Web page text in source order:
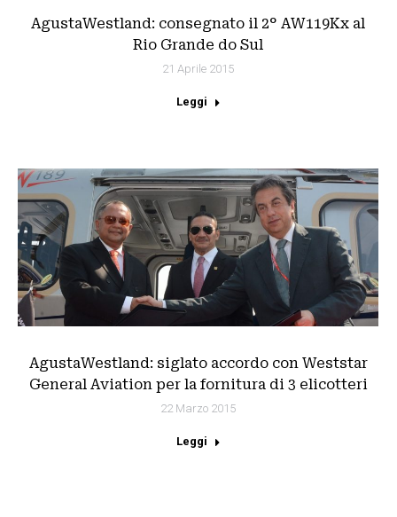
AgustaWestland: consegnato il 2° AW119Kx al
Rio Grande do Sul
21 Aprile 2015
Leggi
AgustaWestland: siglato accordo con Weststar
General Aviation per la fornitura di 3 elicotteri
22 Marzo 2015
Leggi